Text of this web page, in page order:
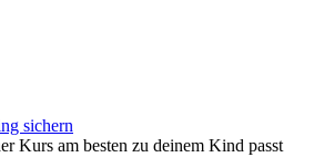
sichern
Kurs am besten zu deinem Kind passt